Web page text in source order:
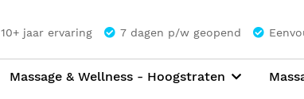
10+ jaar ervaring 7 dagen p/w geopend
Massage & Wellness - Hoogstraten